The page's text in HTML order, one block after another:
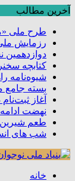
آخرین مطالب
طرح ملی
رزمایش
کتابچه
شیوه‌نامه
بسته جامع
آغاز
نهضت
طعم
شب های
خانه